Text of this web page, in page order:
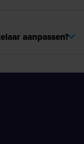
aanpassen?